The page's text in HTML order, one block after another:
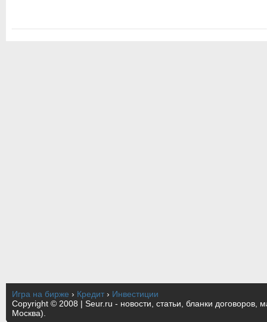
Игра на бирже › Кредит › Инвестиции
Copyright © 2008 | Seur.ru - новости, статьи, бланки договоров,
Москва).